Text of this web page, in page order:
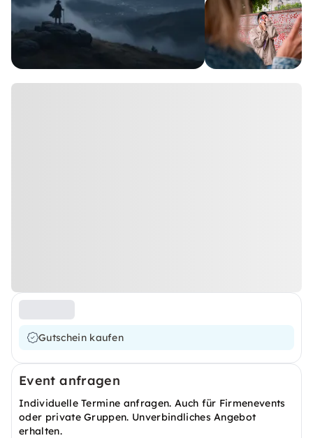
Gutschein kaufen
Event anfragen
Individuelle Termine anfragen. Auch für Firmenevents
oder private Gruppen. Unverbindliches Angebot
erhalten.